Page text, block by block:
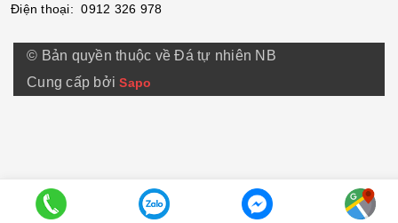
Điện thoại: 0912 326 978
© Bản quyền thuộc về Đá tự nhiên NB
Cung cấp bởiSapo